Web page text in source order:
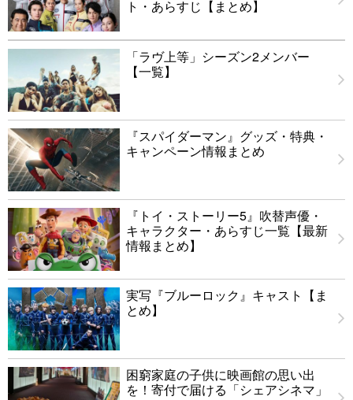
ト・あらすじ【まとめ】
「ラヴ上等」シーズン2メンバー
【一覧】
『スパイダーマン』グッズ・特典・
キャンペーン情報まとめ
『トイ・ストーリー5』吹替声優・
キャラクター・あらすじ一覧【最新
情報まとめ】
実写『ブルーロック』キャスト【ま
とめ】
困窮家庭の子供に映画館の思い出
を！寄付で届ける「シェアシネマ」